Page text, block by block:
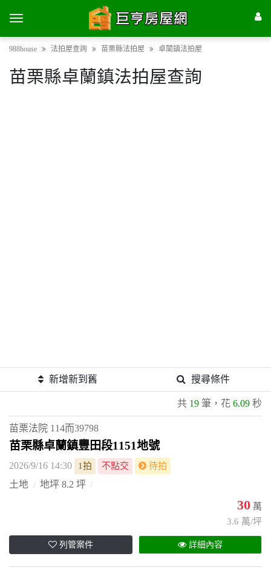
988house 法拍屋查詢 苗栗縣法拍屋 卓蘭鎮法拍屋
苗栗縣卓蘭鎮法拍屋查詢
新增新到舊 搜尋條件
共 19 筆，花 6.09 秒
苗栗法院 114而39798
苗栗縣卓蘭鎮豐田段1151地號
2026/9/16 14:30 1拍 不點交 待拍
土地 地坪 8.2 坪
30 萬
3.6 萬/坪
列管案件 詳細內容